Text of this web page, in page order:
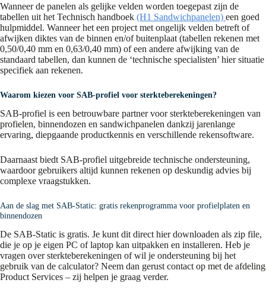
Wanneer de panelen als gelijke velden worden toegepast zijn de
tabellen uit het Technisch handboek (H1 Sandwichpanelen) een goed
hulpmiddel. Wanneer het een project met ongelijk velden betreft of
afwijken diktes van de binnen en/of buitenplaat (tabellen rekenen met
0,50/0,40 mm en 0,63/0,40 mm) of een andere afwijking van de
standaard tabellen, dan kunnen de ‘technische specialisten’ hier situatie
specifiek aan rekenen.
Waarom kiezen voor SAB-profiel voor sterkteberekeningen?
SAB-profiel is een betrouwbare partner voor sterkteberekeningen van
profielen, binnendozen en sandwichpanelen dankzij jarenlange
ervaring, diepgaande productkennis en verschillende rekensoftware.
Daarnaast biedt SAB-profiel uitgebreide technische ondersteuning,
waardoor gebruikers altijd kunnen rekenen op deskundig advies bij
complexe vraagstukken.
Aan de slag met SAB-Static: gratis rekenprogramma voor profielplaten en
binnendozen
De SAB-Static is gratis. Je kunt dit direct hier downloaden als zip file,
die je op je eigen PC of laptop kan uitpakken en installeren. Heb je
vragen over sterkteberekeningen of wil je ondersteuning bij het
gebruik van de calculator? Neem dan gerust contact op met de afdeling
Product Services – zij helpen je graag verder.